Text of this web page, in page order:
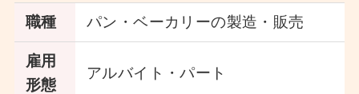
職種 パン・ベーカリーの製造・販売
雇用
形態
アルバイト・パート